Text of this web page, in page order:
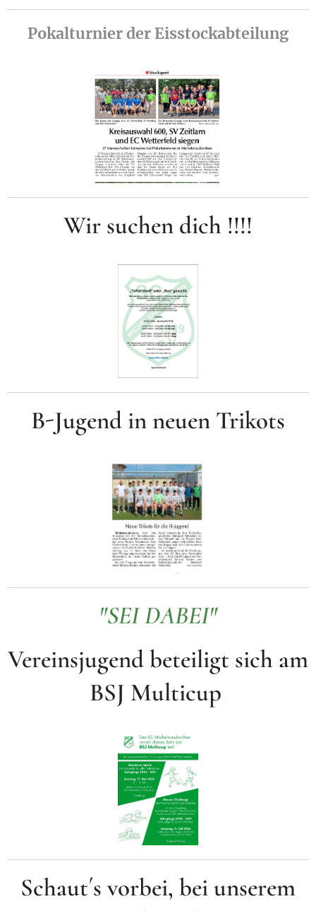
Pokalturnier der Eisstockabteilung
Wir suchen dich !!!!
B-Jugend in neuen Trikots
"SEI DABEI"
Vereinsjugend beteiligt sich am
BSJ Multicup
Schaut´s vorbei, bei unserem